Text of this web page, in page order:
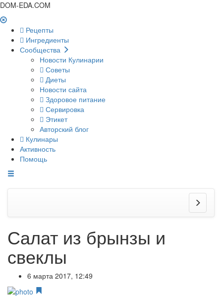
DOM-EDA.COM
Рецепты
Ингредиенты
Сообщества
Новости Кулинарии
Советы
Диеты
Новости сайта
Здоровое питание
Сервировка
Этикет
Авторский блог
Кулинары
Активность
Помощь
Салат из брынзы и
свеклы
6 марта 2017, 12:49